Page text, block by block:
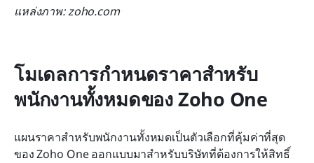
แหล่งภาพ: zoho.com
โมเดลการกำหนดราคาสำหรับ
พนักงานทั้งหมดของ Zoho One
แผนราคาสำหรับพนักงานทั้งหมดเป็นตัวเลือกที่คุ้มค่าที่สุด
ของ Zoho One ออกแบบมาสำหรับบริษัทที่ต้องการให้สิทธิ์